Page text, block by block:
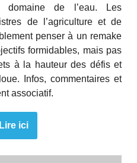
domaine de l’eau. Les
de l’agriculture et de
penser à un remake
formidables, mais pas
à la hauteur des défis et
Infos, commentaires et
associatif.
Lire ici